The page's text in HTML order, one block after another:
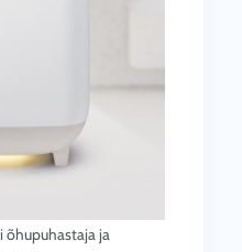
õhupuhastaja ja